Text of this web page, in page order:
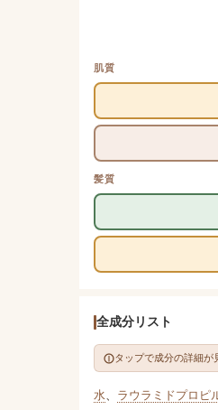
肌質
髪質
全成分リスト
タップで成分の詳細が
水、 ラウラミドプロピ